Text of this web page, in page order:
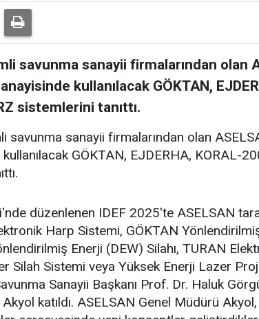
savunma sanayii firmalarından olan
kullanılacak GÖKTAN,
sistemlerini tanıttı.
savunma sanayii firmalarından olan
GÖKTAN, EJDERHA, KORAL-
düzenlenen IDEF 2025'te ASELSAN
Harp Sistemi, GÖKTAN
Enerji (DEW) Silahı, TURAN
Silah Sistemi veya Yüksek Enerji Lazer
Sanayii Başkanı Prof. Dr. Haluk
katıldı. ASELSAN Genel Müdürü